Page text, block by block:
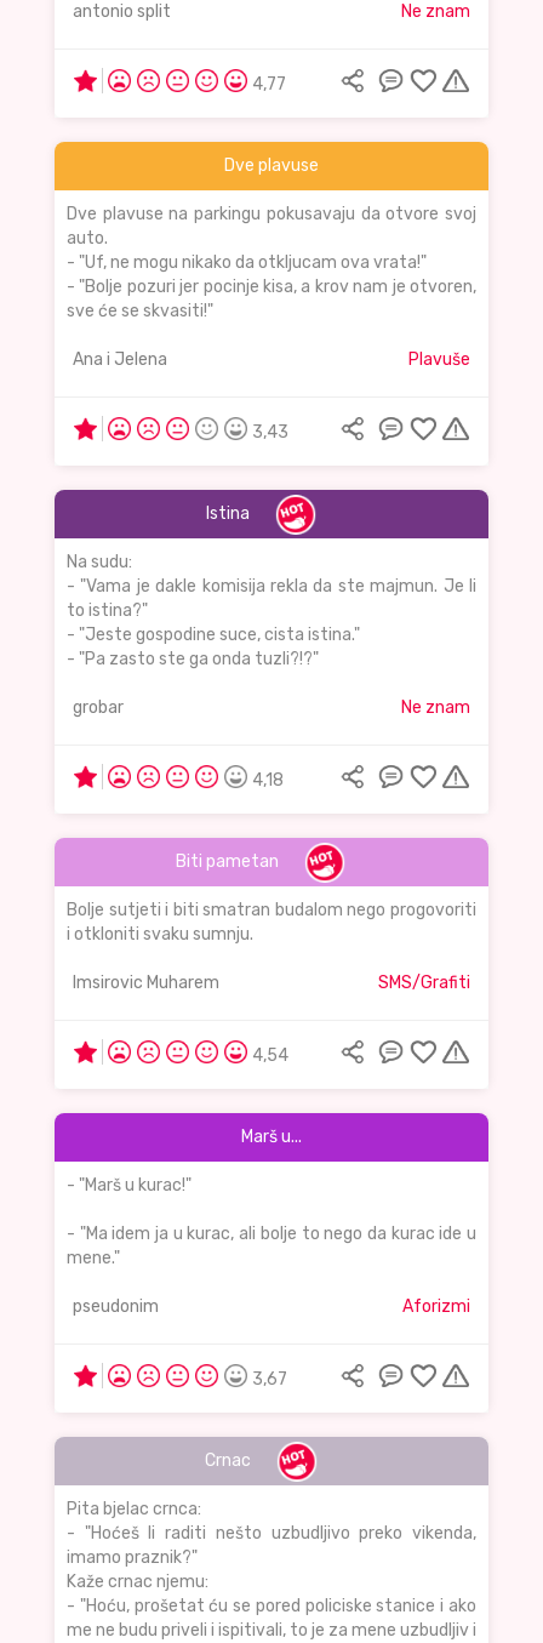
antonio split Ne znam
4,77
Dve plavuse
Dve plavuse na parkingu pokusavaju da otvore svoj
auto.
- "Uf, ne mogu nikako da otkljucam ova vrata!"
- "Bolje pozuri jer pocinje kisa, a krov nam je otvoren,
sve će se skvasiti!"
Ana i Jelena Plavuše
3,43
Istina
Na sudu:
- "Vama je dakle komisija rekla da ste majmun. Je li
to istina?"
- "Jeste gospodine suce, cista istina."
- "Pa zasto ste ga onda tuzli?!?"
grobar Ne znam
4,18
Biti pametan
Bolje sutjeti i biti smatran budalom nego progovoriti
i otkloniti svaku sumnju.
Imsirovic Muharem SMS/Grafiti
4,54
Marš u...
- "Marš u kurac!"
- "Ma idem ja u kurac, ali bolje to nego da kurac ide u
mene."
pseudonim Aforizmi
3,67
Crnac
Pita bjelac crnca:
- "Hoćeš li raditi nešto uzbudljivo preko vikenda,
imamo praznik?"
Kaže crnac njemu:
- "Hoću, prošetat ću se pored policiske stanice i ako
me ne budu priveli i ispitivali, to je za mene uzbudljiv i